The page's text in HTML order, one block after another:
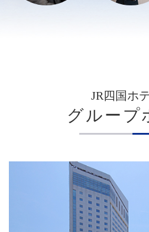
JR四国ホ
グループ